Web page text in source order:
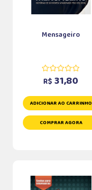
Mensageiro
R$ 31,80
ADICIONAR AO CARRINHO
COMPRAR AGORA